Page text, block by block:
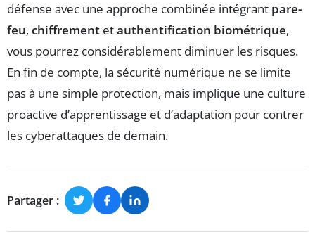
défense avec une approche combinée intégrant pare-
feu, chiffrement etauthentification biométrique,
vous pourrez considérablement diminuer les risques.
En fin de compte, la sécurité numérique ne se limite
pas à une simple protection, mais implique une culture
proactive d’apprentissage et d’adaptation pour contrer
les cyberattaques de demain.
Partager :